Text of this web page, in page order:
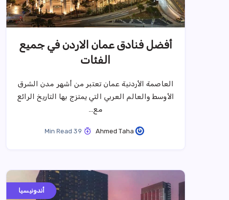
أفضل فنادق عمان الاردن في جميع
الفئات
العاصمة الأردنية عمان تعتبر من أشهر مدن الشرق
الأوسط والعالم العربي التي يمتزج بها التاريخ الرائع
مع…
Ahmed Taha
أندونيسيا